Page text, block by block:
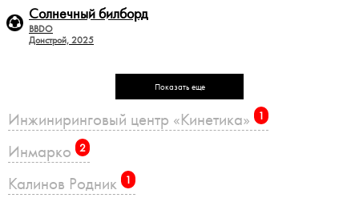
Солнечный билборд
BBDO
Донстрой, 2025
Показать еще
Инжиниринговый центр «Кинетика» 1
Инмарко 2
Калинов Родник 1